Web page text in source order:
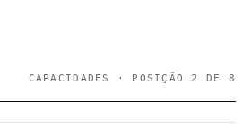
CAPACIDADES · POSIÇÃO 2 DE 8